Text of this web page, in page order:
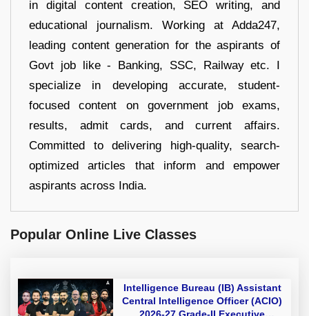
in digital content creation, SEO writing, and
educational journalism. Working at Adda247,
leading content generation for the aspirants of
Govt job like - Banking, SSC, Railway etc. I
specialize in developing accurate, student-
focused content on government job exams,
results, admit cards, and current affairs.
Committed to delivering high-quality, search-
optimized articles that inform and empower
aspirants across India.
Popular Online Live Classes
Intelligence Bureau (IB) Assistant
Central Intelligence Officer (ACIO)